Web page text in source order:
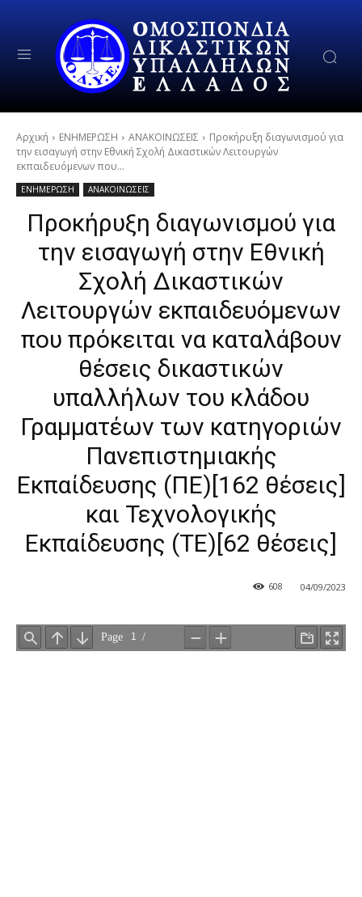
Αρχική ΕΝΗΜΕΡΩΣΗ ΑΝΑΚΟΙΝΩΣΕΙΣ
Προκήρυξη διαγωνισμού για
την εισαγωγή στην Εθνική Σχολή Δικαστικών Λειτουργών
εκπαιδευόμενων που...
ΕΝΗΜΕΡΩΣΗ ΑΝΑΚΟΙΝΩΣΕΙΣ
Προκήρυξη διαγωνισμού για
την εισαγωγή στην Εθνική
Σχολή Δικαστικών
Λειτουργών εκπαιδευόμενων
που πρόκειται να καταλάβουν
θέσεις δικαστικών
υπαλλήλων του κλάδου
Γραμματέων των κατηγοριών
Πανεπιστημιακής
Εκπαίδευσης (ΠΕ)[162 θέσεις]
και Τεχνολογικής
Εκπαίδευσης (ΤΕ)[62 θέσεις]
608 04/09/2023